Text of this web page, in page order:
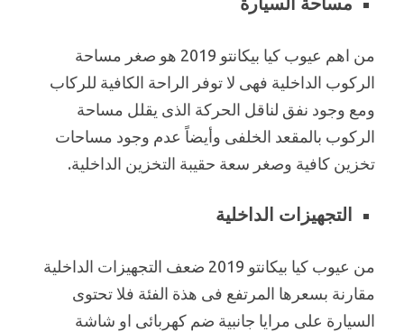
من اهم عيوب كيا بيكانتو 2019 هو صغر مساحة
الركوب الداخلية فهى لا توفر الراحة الكافية للركاب
ومع وجود نفق لناقل الحركة الذى يقلل مساحة
الركوب بالمقعد الخلفى وأيضاً عدم وجود مساحات
تخزين كافية وصغر سعة حقيبة التخزين الداخلية.
التجهيزات الداخلية
من عيوب كيا بيكانتو 2019 ضعف التجهيزات الداخلية
مقارنة بسعرها المرتفع فى هذة الفئة فلا تحتوى
السيارة على مرايا جانبية ضم كهربائى او شاشة